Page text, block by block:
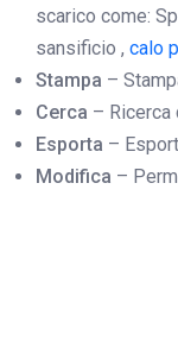
scarico come:
sansificio , calo
Stampa –
Cerca – Ricerca
Esporta –
Modifica –